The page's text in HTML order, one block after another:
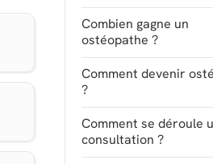
Combien gagne un
ostéopathe ?
Comment devenir
?
Comment se déroule
consultation ?